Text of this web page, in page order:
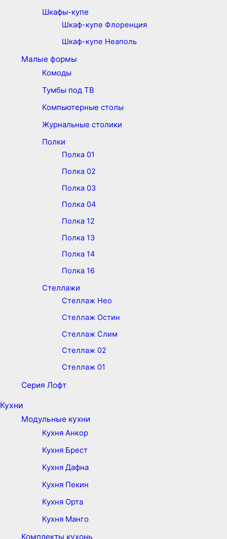
Шкафы-купе
Шкаф-купе Флоренция
Шкаф-купе Неаполь
Малые формы
Комоды
Тумбы под ТВ
Компьютерные столы
Журнальные столики
Полки
Полка 01
Полка 02
Полка 03
Полка 04
Полка 12
Полка 13
Полка 14
Полка 16
Стеллажи
Стеллаж Нео
Стеллаж Остин
Стеллаж Слим
Стеллаж 02
Стеллаж 01
Серия Лофт
Кухни
Модульные кухни
Кухня Анкор
Кухня Брест
Кухня Дафна
Кухня Пекин
Кухня Орта
Кухня Манго
Комплекты кухонь